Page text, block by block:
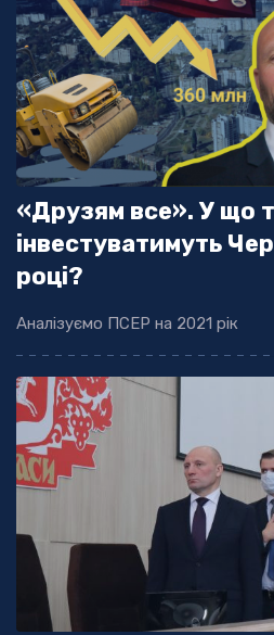
«Друзям все». У що
інвестуватимуть
році?
Аналізуємо ПСЕР на 2021 рік